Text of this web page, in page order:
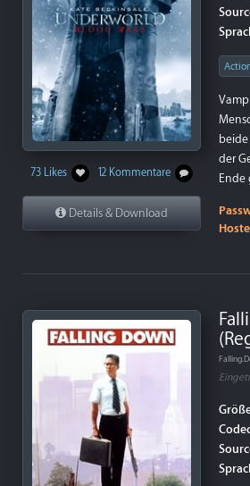
73 Likes 12 Kommentare
Details & Download
der
Ende